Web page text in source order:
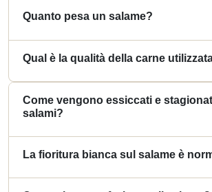
Quanto pesa un salame?
Qual è la qualità della carne
Come vengono essiccati e
salami?
La fioritura bianca sul salame è